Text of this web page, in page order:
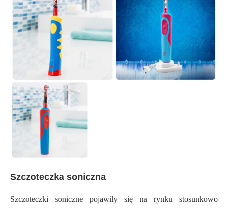
Szczoteczka soniczna
Szczoteczki soniczne pojawiły się na rynku stosunkowo